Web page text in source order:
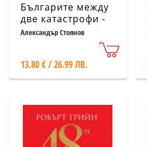
Българите между
две катастрофи -
1396 - 1944 г.
Александър Стоянов
13.80 € / 26.99 ЛВ.